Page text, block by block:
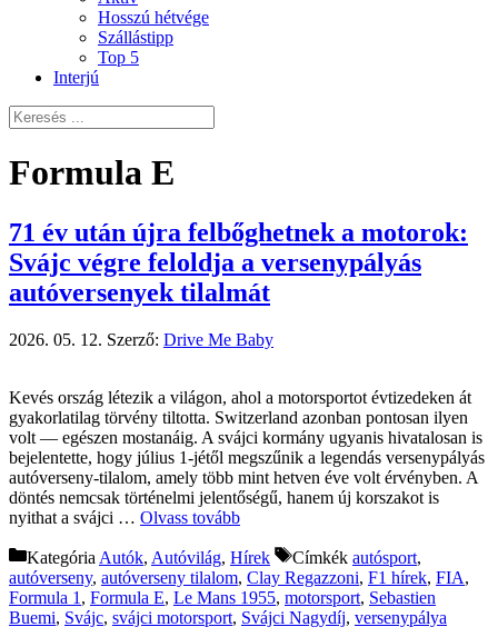
Hosszú hétvége
Szállástipp
Top 5
Interjú
Formula E
71 év után újra felbőghetnek a motorok:
Svájc végre feloldja a versenypályás
autóversenyek tilalmát
2026. 05. 12. Szerző: Drive Me Baby
Kevés ország létezik a világon, ahol a motorsportot évtizedeken át
gyakorlatilag törvény tiltotta. Switzerland azonban pontosan ilyen
volt — egészen mostanáig. A svájci kormány ugyanis hivatalosan is
bejelentette, hogy július 1-jétől megszűnik a legendás versenypályás
autóverseny-tilalom, amely több mint hetven éve volt érvényben. A
döntés nemcsak történelmi jelentőségű, hanem új korszakot is
nyithat a svájci … Olvass tovább
Kategória Autók, Autóvilág, Hírek Címkék autósport,
autóverseny, autóverseny tilalom, Clay Regazzoni, F1 hírek, FIA,
Formula 1 , Formula E, Le Mans 1955, motorsport, Sebastien
Buemi, Svájc, svájci motorsport, Svájci Nagydíj, versenypálya